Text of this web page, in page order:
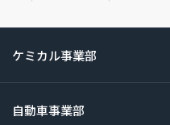
ケミカル事業部
自動車事業部